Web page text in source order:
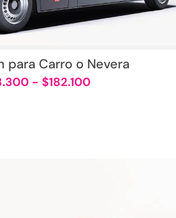
para Carro o Nevera
- $182.100